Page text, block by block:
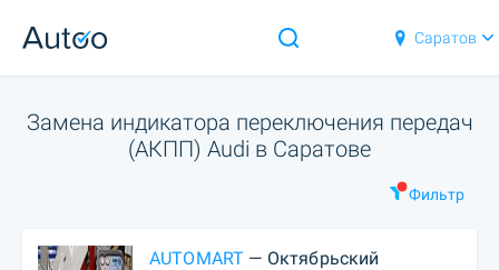
Саратов
Замена индикатора переключения передач
(АКПП) Audi в Саратове
Фильтр
AUTOMART — Октябрьский